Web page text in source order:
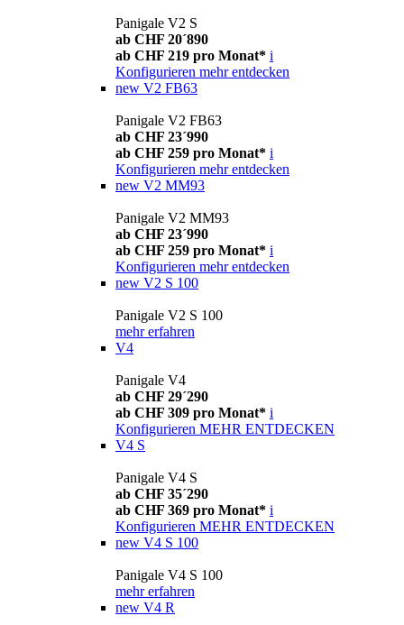
Panigale V2 S
ab CHF 20´890
ab CHF 219 pro Monat* i
Konfigurieren mehr entdecken
new V2 FB63
Panigale V2 FB63
ab CHF 23´990
ab CHF 259 pro Monat* i
Konfigurieren mehr entdecken
new V2 MM93
Panigale V2 MM93
ab CHF 23´990
ab CHF 259 pro Monat* i
Konfigurieren mehr entdecken
new V2 S 100
Panigale V2 S 100
mehr erfahren
V4
Panigale V4
ab CHF 29´290
ab CHF 309 pro Monat* i
Konfigurieren MEHR ENTDECKEN
V4 S
Panigale V4 S
ab CHF 35´290
ab CHF 369 pro Monat* i
Konfigurieren MEHR ENTDECKEN
new V4 S 100
Panigale V4 S 100
mehr erfahren
new V4 R